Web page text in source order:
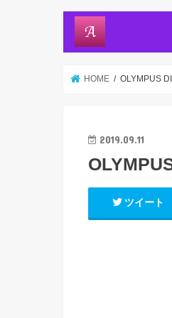
HOME OLYMPUS
2019.09.11
ツイート